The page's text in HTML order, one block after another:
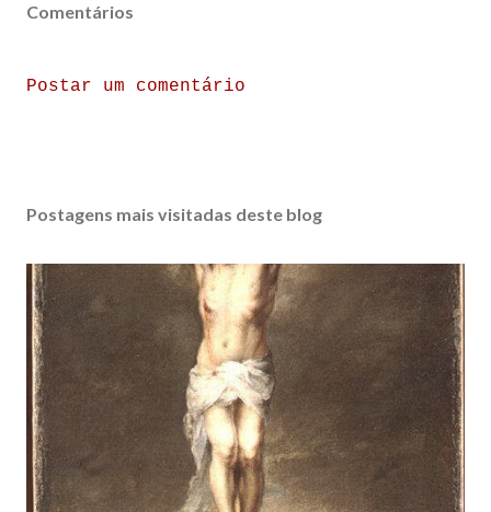
Comentários
Postar um comentário
Postagens mais visitadas deste blog